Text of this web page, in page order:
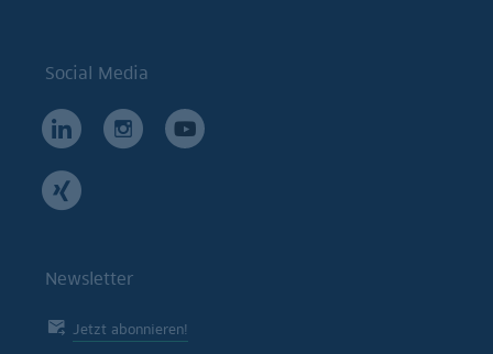
Social Media
Newsletter
Jetzt abonnieren!